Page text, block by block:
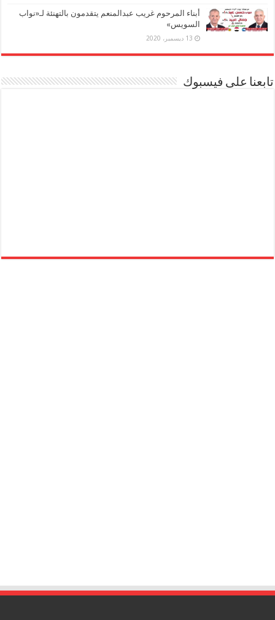
أبناء المرحوم غريب عبدالمنعم يتقدمون بالتهنئة لـ«نواب
السويس»
13 ديسمبر، 2020
تابعنا على فيسبوك